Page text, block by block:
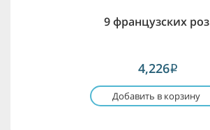
9 французских роз
4,226i
Добавить в корзину